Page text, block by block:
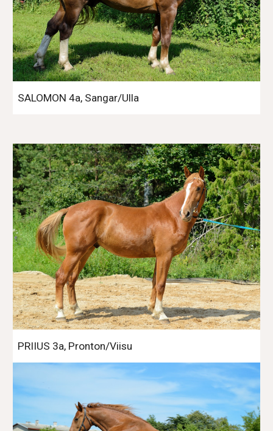
SALOMON 4a, Sangar/Ulla
PRIIUS 3a, Pronton/Viisu